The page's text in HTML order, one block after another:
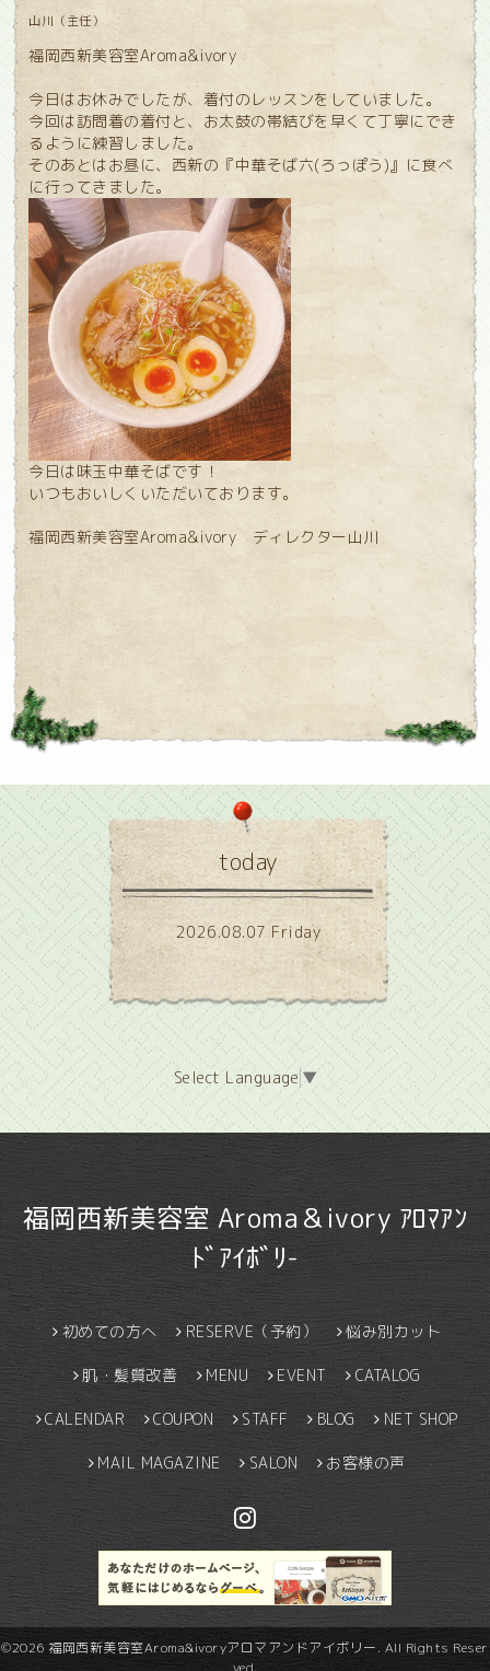
山川（主任）
福岡西新美容室Aroma&ivory
今日はお休みでしたが、着付のレッスンをしていました。
今回は訪問着の着付と、お太鼓の帯結びを早くて丁寧にでき
るように練習しました。
そのあとはお昼に、西新の『中華そば六(ろっぽう)』に食べ
に行ってきました。
今日は味玉中華そばです！
いつもおいしくいただいております。
福岡西新美容室Aroma&ivory ディレクター山川
today
2026.08.07 Friday
Select Language ▼
福岡西新美容室 Aroma＆ivory ｱﾛﾏｱﾝ
ﾄﾞｱｲﾎﾞﾘ-
初めての方へ RESERVE（予約） 悩み別カット
肌・髪質改善 MENU EVENT CATALOG
CALENDAR COUPON STAFF BLOG NET SHOP
MAIL MAGAZINE SALON お客様の声
©2026福岡西新美容室Aroma&ivoryアロマアンドアイボリー. All Rights Reser
ved.